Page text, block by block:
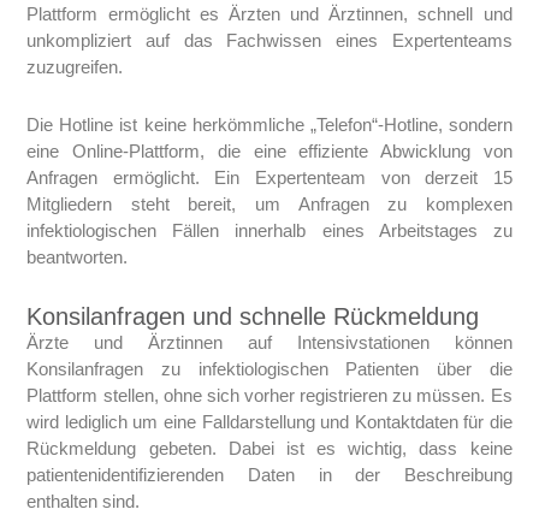
Plattform ermöglicht es Ärzten und Ärztinnen, schnell und
unkompliziert auf das Fachwissen eines Expertenteams
zuzugreifen.
Die Hotline ist keine herkömmliche „Telefon“-Hotline, sondern
eine Online-Plattform, die eine effiziente Abwicklung von
Anfragen ermöglicht. Ein Expertenteam von derzeit 15
Mitgliedern steht bereit, um Anfragen zu komplexen
infektiologischen Fällen innerhalb eines Arbeitstages zu
beantworten.
Konsilanfragen und schnelle Rückmeldung
Ärzte und Ärztinnen auf Intensivstationen können
Konsilanfragen zu infektiologischen Patienten über die
Plattform stellen, ohne sich vorher registrieren zu müssen. Es
wird lediglich um eine Falldarstellung und Kontaktdaten für die
Rückmeldung gebeten. Dabei ist es wichtig, dass keine
patientenidentifizierenden Daten in der Beschreibung
enthalten sind.